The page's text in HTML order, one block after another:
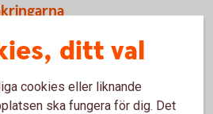
90 dagar från inköpsdatumet
förlängd garanti, max 3 år från
dagar från inköpsdatumet
ditt val
cookies eller liknande
ska fungera för dig. Det